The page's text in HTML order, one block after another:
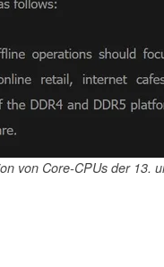
von Core-CPUs der 13.